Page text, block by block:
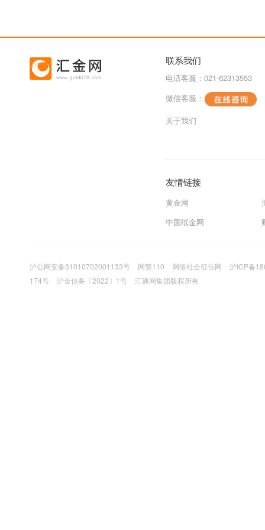
联系我们
电话客服：021-62313553
微信客服：
关于我们
友情链接
黄金网
中国纸金网
沪公网安备31010702001133号 网警110 网络社会征信网
沪ICP备
174号
沪金信备〔2022〕1号 汇通网集团版权所有